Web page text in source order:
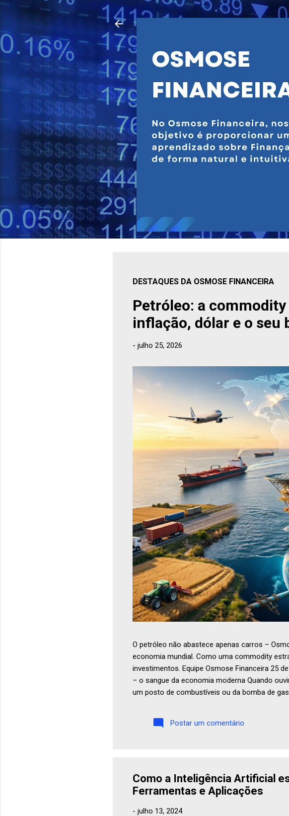
DESTAQUES DA OSMOSE FINANCEIRA
Petróleo: a
inflação, dólar e o seu
- julho 25, 2026
O petróleo não abastece apenas carros –
economia mundial. Como uma commodity
investimentos. Equipe Osmose Financeira 25
– o sangue da economia moderna Quando
um posto de combustíveis ou da bomba de
Postar um comentário
Como a Inteligência Artificial
Ferramentas e Aplicações
- julho 13, 2024